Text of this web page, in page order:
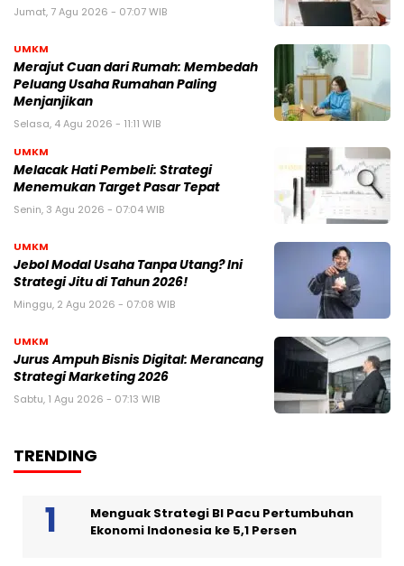
Jumat, 7 Agu 2026 - 07:07 WIB
UMKM
Merajut Cuan dari Rumah: Membedah
Peluang Usaha Rumahan Paling
Menjanjikan
Selasa, 4 Agu 2026 - 11:11 WIB
UMKM
Melacak Hati Pembeli: Strategi
Menemukan Target Pasar Tepat
Senin, 3 Agu 2026 - 07:04 WIB
UMKM
Jebol Modal Usaha Tanpa Utang? Ini
Strategi Jitu di Tahun 2026!
Minggu, 2 Agu 2026 - 07:08 WIB
UMKM
Jurus Ampuh Bisnis Digital: Merancang
Strategi Marketing 2026
Sabtu, 1 Agu 2026 - 07:13 WIB
TRENDING
Menguak Strategi BI Pacu Pertumbuhan
Ekonomi Indonesia ke 5,1 Persen